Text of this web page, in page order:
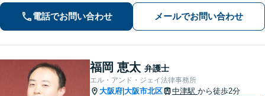
意識しております。お気軽にご相談く
ださい。【企業顧問実績多数】
電話でお問い合わせ メールでお問い合わせ
福岡 恵太 弁護士
エル・アンド・ジェイ法律事務所
大阪府 大阪市北区 中津駅 から徒歩2分